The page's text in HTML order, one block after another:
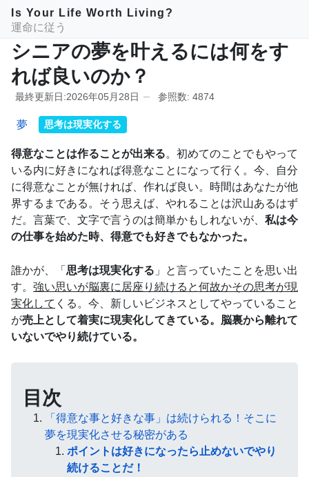
Is Your Life Worth Living?
運命に従う
シニアの夢を叶えるには何をす
れば良いのか？
最終更新日:2026年05月28日 参照数: 4874
夢 思考は現実化する
得意なことは作ることが出来る。初めてのことでもやって
いる内に好きになれば得意なことになって行く。今、自分
に得意なことが無ければ、作れば良い。時間はあなたが他
界するまである。そう思えば、やれることは沢山あるはず
だ。言葉で、文字で言うのは簡単かもしれないが、 私は今
の仕事を始めた時、得意でも好きでもなかった。
誰かが、「 思考は現実化する 」と言っていたことを思い出
す。 強い思いが脳裏に居座り続けると何故かその思考が現
実化して くる。今、新しいビジネスとしてやっていること
が売上として着実に現実化してきている。脳裏から離れて
いないでやり続けている。
目次
「得意な事と好きな事」は続けられる！そこに
夢を現実化させる秘密がある
ポイントは好きになったら止めないでやり
続けることだ！